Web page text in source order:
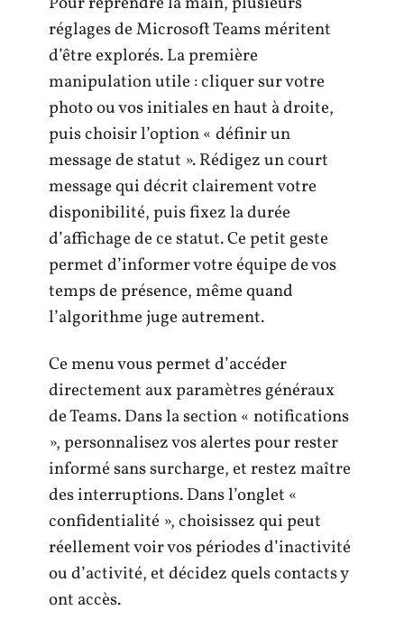
réglages de Microsoft Teams méritent
d’être explorés. La première
manipulation utile : cliquer sur votre
photo ou vos initiales en haut à droite,
puis choisir l’option « définir un
message de statut ». Rédigez un court
message qui décrit clairement votre
disponibilité, puis fixez la durée
d’affichage de ce statut. Ce petit geste
permet d’informer votre équipe de vos
temps de présence, même quand
l’algorithme juge autrement.
Ce menu vous permet d’accéder
directement aux paramètres généraux
de Teams. Dans la section « notifications
», personnalisez vos alertes pour rester
informé sans surcharge, et restez maître
des interruptions. Dans l’onglet «
confidentialité », choisissez qui peut
réellement voir vos périodes d’inactivité
ou d’activité, et décidez quels contacts y
ont accès.